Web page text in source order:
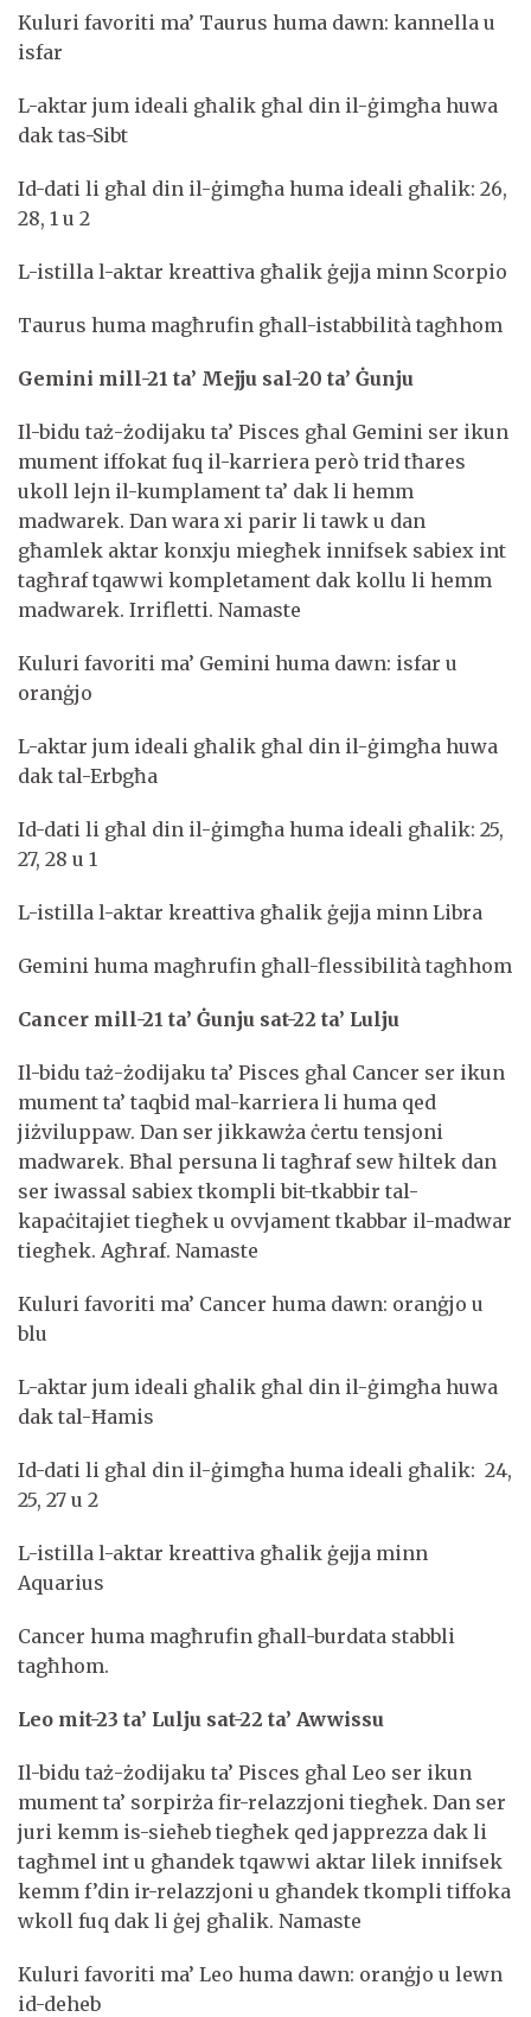
Kuluri favoriti ma’ Taurus huma dawn: kannella u
isfar
L-aktar jum ideali għalik għal din il-ġimgħa huwa
dak tas-Sibt
Id-dati li għal din il-ġimgħa huma ideali għalik: 26,
28, 1 u 2
L-istilla l-aktar kreattiva għalik ġejja minn Scorpio
Taurus huma magħrufin għall-istabbilità tagħhom
Gemini mill-21 ta’ Mejju sal-20 ta’ Ġunju
Il-bidu taż-żodijaku ta’ Pisces għal Gemini ser ikun
mument iffokat fuq il-karriera però trid tħares
ukoll lejn il-kumplament ta’ dak li hemm
madwarek. Dan wara xi parir li tawk u dan
għamlek aktar konxju miegħek innifsek sabiex int
tagħraf tqawwi kompletament dak kollu li hemm
madwarek. Irrifletti. Namaste
Kuluri favoriti ma’ Gemini huma dawn: isfar u
oranġjo
L-aktar jum ideali għalik għal din il-ġimgħa huwa
dak tal-Erbgħa
Id-dati li għal din il-ġimgħa huma ideali għalik: 25,
27, 28 u 1
L-istilla l-aktar kreattiva għalik ġejja minn Libra
Gemini huma magħrufin għall-flessibilità tagħhom
Cancer mill-21 ta’ Ġunju sat-22 ta’ Lulju
Il-bidu taż-żodijaku ta’ Pisces għal Cancer ser ikun
mument ta’ taqbid mal-karriera li huma qed
jiżviluppaw. Dan ser jikkawża ċertu tensjoni
madwarek. Bħal persuna li tagħraf sew ħiltek dan
ser iwassal sabiex tkompli bit-tkabbir tal-
kapaċitajiet tiegħek u ovvjament tkabbar il-madwar
tiegħek. Agħraf. Namaste
Kuluri favoriti ma’ Cancer huma dawn: oranġjo u
blu
L-aktar jum ideali għalik għal din il-ġimgħa huwa
dak tal-Ħamis
Id-dati li għal din il-ġimgħa huma ideali għalik: 24,
25, 27 u 2
L-istilla l-aktar kreattiva għalik ġejja minn
Aquarius
Cancer huma magħrufin għall-burdata stabbli
tagħhom.
Leo mit-23 ta’ Lulju sat-22 ta’ Awwissu
Il-bidu taż-żodijaku ta’ Pisces għal Leo ser ikun
mument ta’ sorpirża fir-relazzjoni tiegħek. Dan ser
juri kemm is-sieħeb tiegħek qed japprezza dak li
tagħmel int u għandek tqawwi aktar lilek innifsek
kemm f’din ir-relazzjoni u għandek tkompli tiffoka
wkoll fuq dak li ġej għalik. Namaste
Kuluri favoriti ma’ Leo huma dawn: oranġjo u lewn
id-deheb